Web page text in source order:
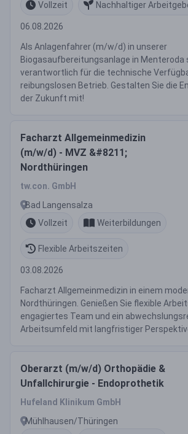
Vollzeit
Nachhaltiger
06.08.2026
Als Anlagenfahrer (m/w/d) in unserer
Biogasaufbereitungsanlage in Menteroda
verantwortlich für die technische
reibungslosen Betrieb. Gestalten Sie die
der Zukunft mit!
Facharzt Allgemeinmedizin
(m/w/d) - MVZ &#8211;
Nordthüringen
tw.con. GmbH
Bad Langensalza
Vollzeit
Weiterbildungen
Flexible Arbeitszeiten
03.08.2026
Facharzt Allgemeinmedizin in einem
Nordthüringen. Genießen Sie flexible
engagiertes Team und ein
Arbeitsumfeld mit langfristiger
Oberarzt (m/w/d) Orthopädie &
Unfallchirurgie - Endoprothetik
Hufeland Klinikum GmbH
Mühlhausen/Thüringen